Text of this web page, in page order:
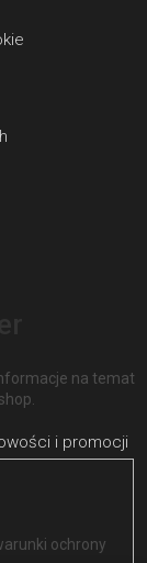
na temat
ochrony